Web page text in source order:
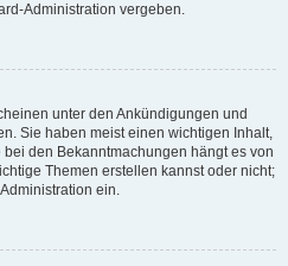
Administration vergeben.
unter den Ankündigungen und
Sie haben meist einen wichtigen Inhalt,
den Bekanntmachungen hängt es von
Themen erstellen kannst oder nicht;
ein.